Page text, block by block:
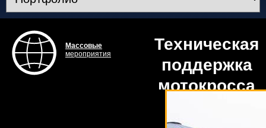
Массовые
мероприятия
Техническая
поддержка
мотокросса